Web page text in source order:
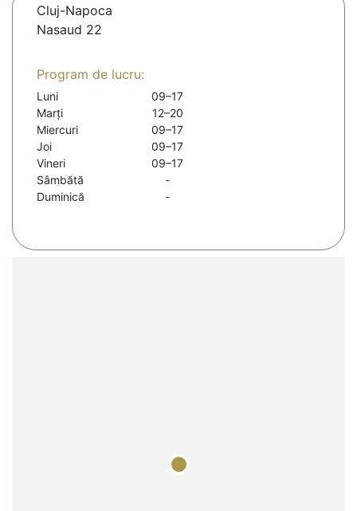
Cluj-Napoca
Nasaud 22
Program de lucru:
Luni
09–17
Marți
12–20
Miercuri
09–17
Joi
09–17
Vineri
09–17
Sâmbătă
-
Duminică
-